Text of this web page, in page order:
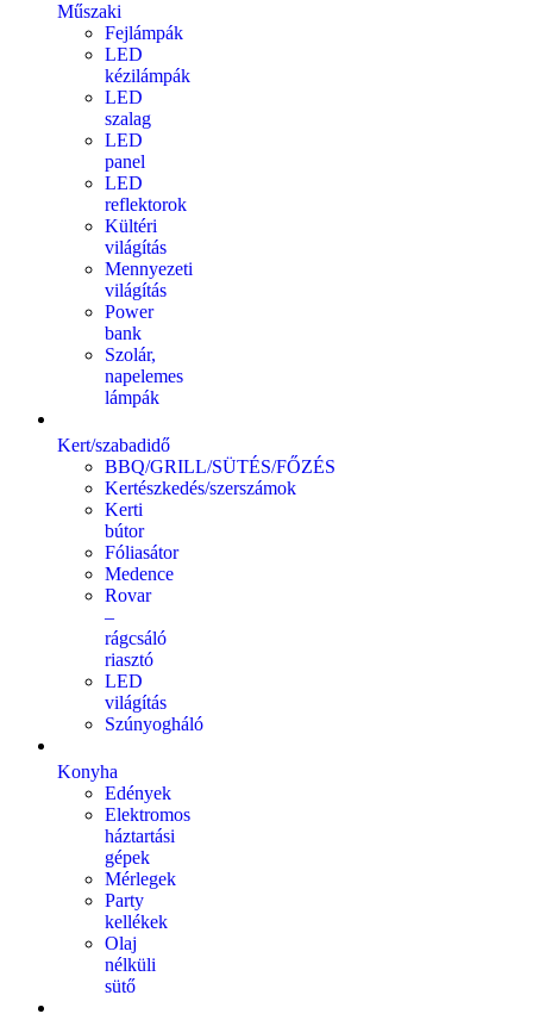
Műszaki
Fejlámpák
LED
kézilámpák
LED
szalag
LED
panel
LED
reflektorok
Kültéri
világítás
Mennyezeti
világítás
Power
bank
Szolár,
napelemes
lámpák
Kert/szabadidő
BBQ/GRILL/SÜTÉS/FŐZÉS
Kertészkedés/szerszámok
Kerti
bútor
Fóliasátor
Medence
Rovar
–
rágcsáló
riasztó
LED
világítás
Szúnyogháló
Konyha
Edények
Elektromos
háztartási
gépek
Mérlegek
Party
kellékek
Olaj
nélküli
sütő